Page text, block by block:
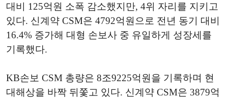
대비 125억원 소폭 감소했지만, 4위 자리를 지키고
있다. 신계약 CSM은 4792억원으로 전년 동기 대비
16.4% 증가해 대형 손보사 중 유일하게 성장세를
기록했다.
KB손보 CSM 총량은 8조9225억원을 기록하며 현
대해상을 바짝 뒤쫓고 있다. 신계약 CSM은 3879억